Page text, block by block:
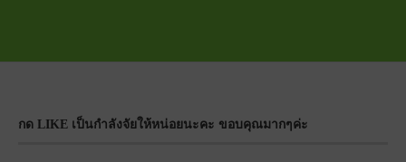
กด LIKE เป็นกำลังจัยให้หน่อยนะคะ ขอบคุณมากๆค่ะ